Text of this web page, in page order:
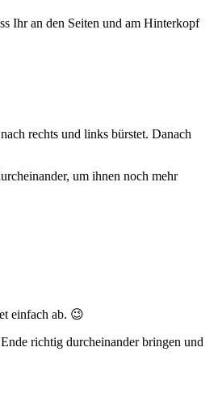
Ihr an den Seiten und am Hinterkopf
rechts und links bürstet. Danach
um ihnen noch mehr
einfach ab. 😉
richtig durcheinander bringen und